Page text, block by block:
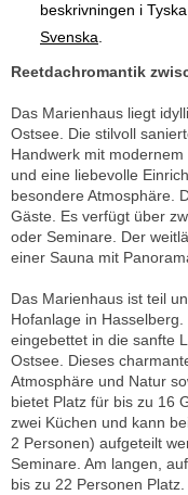
beskrivningen i
Svenska.
Reetdachromantik
Das Marienhaus liegt
Ostsee. Die stilvoll
Handwerk mit
und eine liebevolle
besondere Atmosphäre.
Gäste. Es verfügt über
oder Seminare. Der
einer Sauna mit
Das Marienhaus ist teil
Hofanlage in
eingebettet in die sanfte
Ostsee. Dieses
Atmosphäre und Natur
bietet Platz für bis zu 16
zwei Küchen und kann
2 Personen) aufgeteilt
Seminare. Am langen,
bis zu 22 Personen